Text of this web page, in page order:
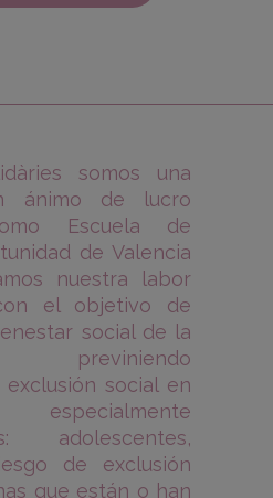
somos una
ánimo de lucro
Escuela de
de Valencia
nuestra labor
el objetivo de
social de la
previniendo
social en
adolescentes,
de exclusión
que están o han